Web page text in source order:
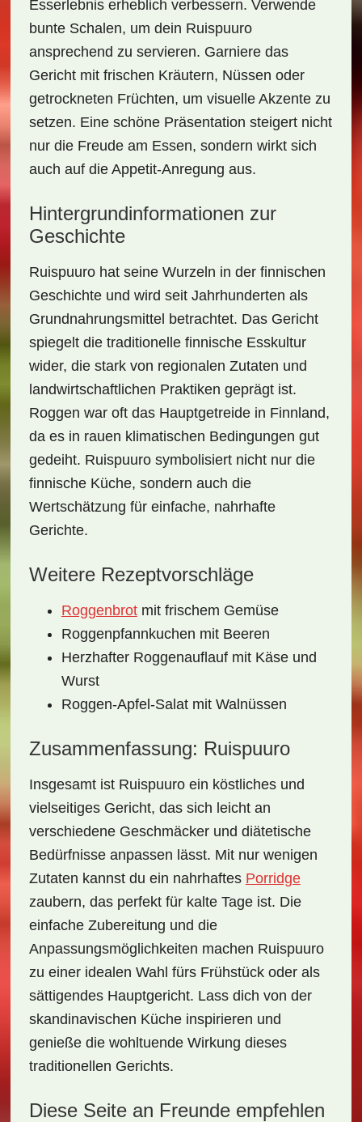
Esserlebnis erheblich verbessern. Verwende
bunte Schalen, um dein Ruispuuro
ansprechend zu servieren. Garniere das
Gericht mit frischen Kräutern, Nüssen oder
getrockneten Früchten, um visuelle Akzente zu
setzen. Eine schöne Präsentation steigert nicht
nur die Freude am Essen, sondern wirkt sich
auch auf die Appetit-Anregung aus.
Hintergrundinformationen zur
Geschichte
Ruispuuro hat seine Wurzeln in der finnischen
Geschichte und wird seit Jahrhunderten als
Grundnahrungsmittel betrachtet. Das Gericht
spiegelt die traditionelle finnische Esskultur
wider, die stark von regionalen Zutaten und
landwirtschaftlichen Praktiken geprägt ist.
Roggen war oft das Hauptgetreide in Finnland,
da es in rauen klimatischen Bedingungen gut
gedeiht. Ruispuuro symbolisiert nicht nur die
finnische Küche, sondern auch die
Wertschätzung für einfache, nahrhafte
Gerichte.
Weitere Rezeptvorschläge
Roggenbrotmit frischem Gemüse
Roggenpfannkuchen mit Beeren
Herzhafter Roggenauflauf mit Käse und
Wurst
Roggen-Apfel-Salat mit Walnüssen
Zusammenfassung: Ruispuuro
Insgesamt ist Ruispuuroein köstliches und
vielseitiges Gericht, das sich leicht an
verschiedene Geschmäcker und diätetische
Bedürfnisse anpassen lässt. Mit nur wenigen
Zutaten kannst du ein nahrhaftes Porridge
zaubern, das perfekt für kalte Tage ist. Die
einfache Zubereitung und die
Anpassungsmöglichkeiten machen Ruispuuro
zu einer idealen Wahl fürs Frühstück oder als
sättigendes Hauptgericht. Lass dich von der
skandinavischen Küche inspirieren und
genieße die wohltuende Wirkung dieses
traditionellen Gerichts.
Diese Seite an Freunde empfehlen